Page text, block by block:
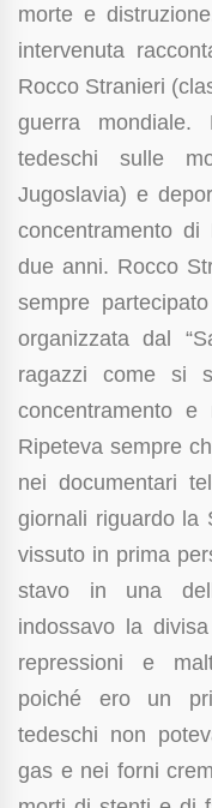
morte e
intervenuta
Rocco Stranieri
guerra
tedeschi sulle
Jugoslavia) e
concentramento
due anni. Rocco
sempre
organizzata dal
ragazzi come si
concentramento
Ripeteva sempre
nei documentari
giornali riguardo la
vissuto in prima
stavo in una
indossavo la
repressioni e
poiché ero un
tedeschi non
gas e nei forni